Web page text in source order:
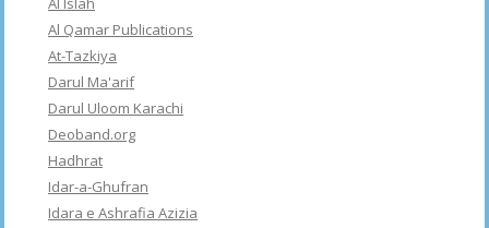
Al Qamar Publications
At-Tazkiya
Darul Ma'arif
Darul Uloom Karachi
Deoband.org
Hadhrat
Idar-a-Ghufran
Idara e Ashrafia Azizia